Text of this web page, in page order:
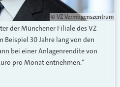
© VZ Vermögenszentrum
der Münchener Filiale des VZ
Beispiel 30 Jahre lang von den
bei einer Anlagenrendite von
pro Monat entnehmen.“